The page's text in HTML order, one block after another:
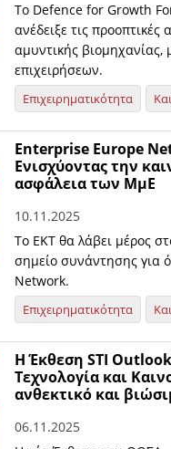
Το Defence for Growth
ανέδειξε τις
αμυντικής
επιχειρήσεων.
Επιχειρηματικότητα
Enterprise Europe
Ενισχύοντας την
ασφάλεια των ΜμΕ
10.11.2025
Το ΕΚΤ θα λάβει μέρος
σημείο συνάντησης για
Network.
Επιχειρηματικότητα
Η Έκθεση STI
Τεχνολογία και
ανθεκτικό και
06.11.2025